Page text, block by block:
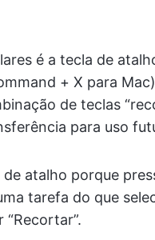
é a tecla de
+ X para
de teclas
para uso
de atalho porque
tarefa do que